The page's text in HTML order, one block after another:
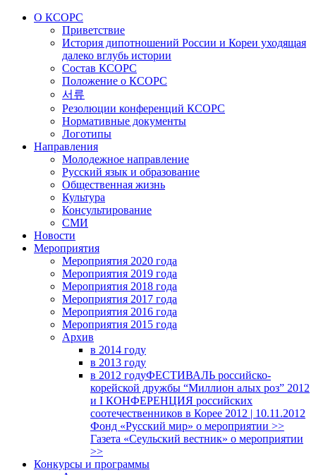
О КСОРС
Приветствие
История дипотношений России и Кореи уходящая
далеко вглубь истории
Состав КСОРС
Положение о КСОРС
서류
Резолюции конференций КСОРС
Нормативные документы
Логотипы
Направления
Молодежное направление
Русский язык и образование
Общественная жизнь
Культура
Консультирование
СМИ
Новости
Мероприятия
Мероприятия 2020 года
Мероприятия 2019 года
Мероприятия 2018 годa
Мероприятия 2017 года
Мероприятия 2016 года
Мероприятия 2015 года
Архив
в 2014 году
в 2013 году
в 2012 годуФЕСТИВАЛЬ российско-
корейской дружбы “Миллион алых роз” 2012
и I КОНФЕРЕНЦИЯ российских
соотечественников в Корее 2012 | 10.11.2012
Фонд «Русский мир» о мероприятии >>
Газета «Сеульский вестник» о мероприятии
>>
Конкурсы и программы